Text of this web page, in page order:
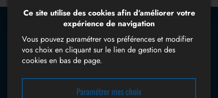
Vous avez des questions ?
Écrire un message
Ce site utilise des cookies afin d’améliorer votre
expérience de navigation
Vous pouvez paramétrer vos préférences et modifier
vos choix en cliquant sur le lien de gestion des
cookies en bas de page.
Paramétrer mes choix